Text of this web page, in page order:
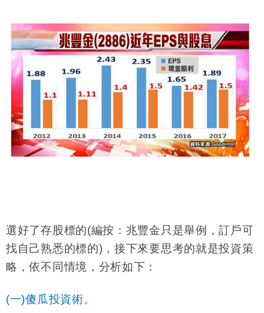
選好了存股標的(編按：兆豐金只是舉例，訂戶可
找自己熟悉的標的)，接下來要思考的就是投資策
略，依不同情境，分析如下：
(一)傻瓜投資術。